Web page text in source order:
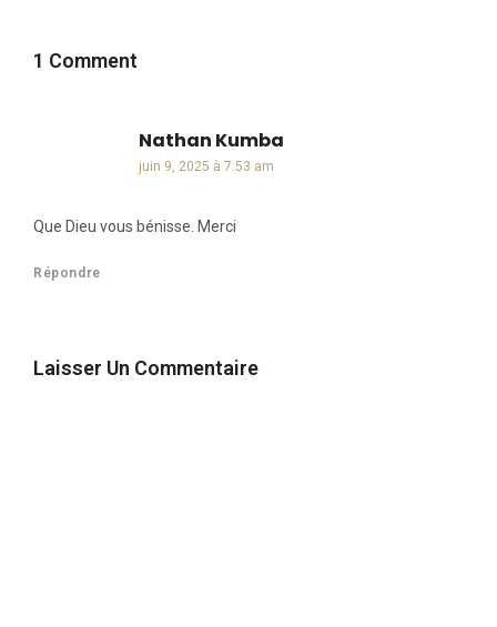
1 Comment
Nathan Kumba
juin 9, 2025 à 7:53 am
Que Dieu vous bénisse. Merci
Répondre
Laisser Un Commentaire